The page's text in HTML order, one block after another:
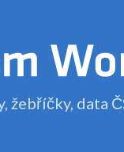
žebříčky, data